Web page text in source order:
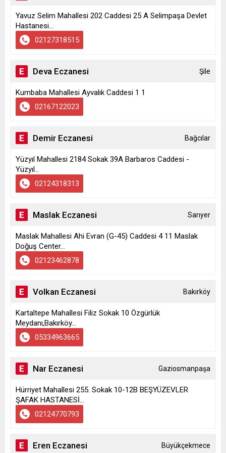
Yavuz Selim Mahallesi 202 Caddesi 25 A Selimpaşa Devlet
Hastanesi...
02127318515
Deva Eczanesi Şile
Kumbaba Mahallesi Ayvalık Caddesi 1 1
02167122023
Demir Eczanesi Bağcılar
Yüzyıl Mahallesi 2184 Sokak 39A Barbaros Caddesi -
Yüzyıl...
02124318313
Maslak Eczanesi Sarıyer
Maslak Mahallesi Ahi Evran (G-45) Caddesi 4 11 Maslak
Doğuş Center...
02123462878
Volkan Eczanesi Bakırköy
Kartaltepe Mahallesi Filiz Sokak 10 Özgürlük
Meydanı,Bakırköy...
05334963665
Nar Eczanesi Gaziosmanpaşa
Hürriyet Mahallesi 255. Sokak 10-12B BEŞYÜZEVLER
ŞAFAK HASTANESİ...
02124770793
Eren Eczanesi Büyükçekmece